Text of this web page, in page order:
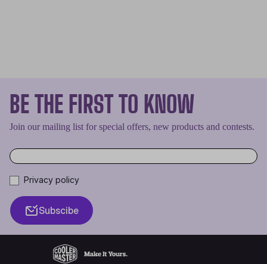
BE THE FIRST TO KNOW
Join our mailing list for special offers, new products and contests.
Privacy policy
Subscibe